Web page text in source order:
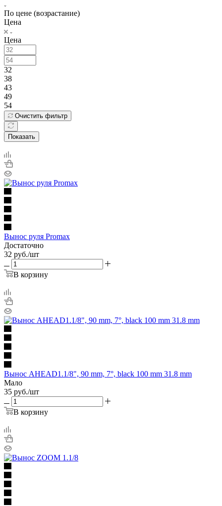
По цене (возрастание)
Цена
Цена
32
38
43
49
54
Очистить фильтр
Показать
Вынос руля Promax
Достаточно
32 руб./шт
В корзину
Вынос AHEAD1.1/8", 90 mm, 7°, black 100 mm 31.8 mm
Мало
35 руб./шт
В корзину